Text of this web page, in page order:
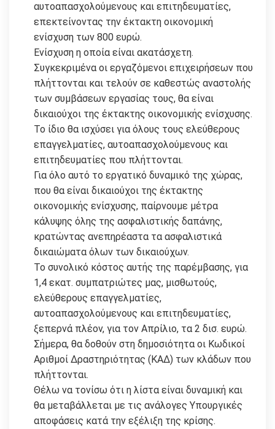
αυτοαπασχολούμενους και επιτηδευματίες,
επεκτείνοντας την έκτακτη οικονομική
ενίσχυση των 800 ευρώ.
Ενίσχυση η οποία είναι ακατάσχετη.
Συγκεκριμένα οι εργαζόμενοι επιχειρήσεων που
πλήττονται και τελούν σε καθεστώς αναστολής
των συμβάσεων εργασίας τους, θα είναι
δικαιούχοι της έκτακτης οικονομικής ενίσχυσης.
Το ίδιο θα ισχύσει για όλους τους ελεύθερους
επαγγελματίες, αυτοαπασχολούμενους και
επιτηδευματίες που πλήττονται.
Για όλο αυτό το εργατικό δυναμικό της χώρας,
που θα είναι δικαιούχοι της έκτακτης
οικονομικής ενίσχυσης, παίρνουμε μέτρα
κάλυψης όλης της ασφαλιστικής δαπάνης,
κρατώντας ανεπηρέαστα τα ασφαλιστικά
δικαιώματα όλων των δικαιούχων.
Το συνολικό κόστος αυτής της παρέμβασης, για
1,4 εκατ. συμπατριώτες μας, μισθωτούς,
ελεύθερους επαγγελματίες,
αυτοαπασχολούμενους και επιτηδευματίες,
ξεπερνά πλέον, για τον Απρίλιο, τα 2 δισ. ευρώ.
Σήμερα, θα δοθούν στη δημοσιότητα οι Κωδικοί
Αριθμοί Δραστηριότητας (ΚΑΔ) των κλάδων που
πλήττονται.
Θέλω να τονίσω ότι η λίστα είναι δυναμική και
θα μεταβάλλεται με τις ανάλογες Υπουργικές
αποφάσεις κατά την εξέλιξη της κρίσης.